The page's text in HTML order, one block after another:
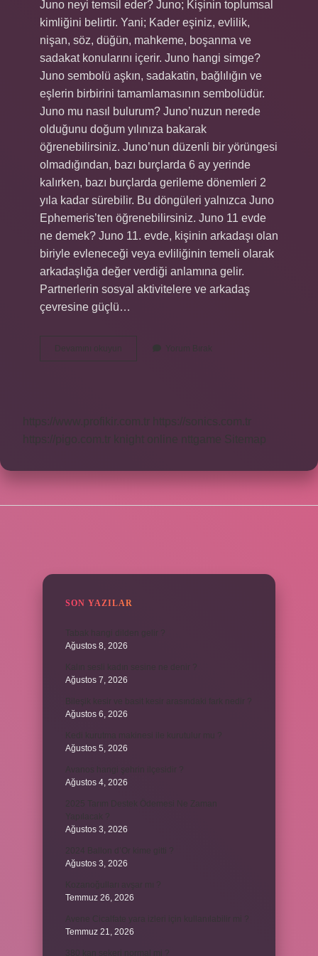
Juno neyi temsil eder? Juno; Kişinin toplumsal
kimliğini belirtir. Yani; Kader eşiniz, evlilik,
nişan, söz, düğün, mahkeme, boşanma ve
sadakat konularını içerir. Juno hangi simge?
Juno sembolü aşkın, sadakatin, bağlılığın ve
eşlerin birbirini tamamlamasının sembolüdür.
Juno mu nasıl bulurum? Juno’nuzun nerede
olduğunu doğum yılınıza bakarak
öğrenebilirsiniz. Juno’nun düzenli bir yörüngesi
olmadığından, bazı burçlarda 6 ay yerinde
kalırken, bazı burçlarda gerileme dönemleri 2
yıla kadar sürebilir. Bu döngüleri yalnızca Juno
Ephemeris’ten öğrenebilirsiniz. Juno 11 evde
ne demek? Juno 11. evde, kişinin arkadaşı olan
biriyle evleneceği veya evliliğinin temeli olarak
arkadaşlığa değer verdiği anlamına gelir.
Partnerlerin sosyal aktivitelere ve arkadaş
çevresine güçlü…
Devamını okuyun
Nedir
Yorum Bırak
https://www.profikir.com.tr
https://sonics.com.tr
https://pigo.com.tr
knight online nttgame Sitemap
SON YAZILAR
Ağustos 8, 2026
Ağustos 7, 2026
Ağustos 6, 2026
Ağustos 5, 2026
Ağustos 4, 2026
Ağustos 3, 2026
Ağustos 3, 2026
Temmuz 26, 2026
Temmuz 21, 2026